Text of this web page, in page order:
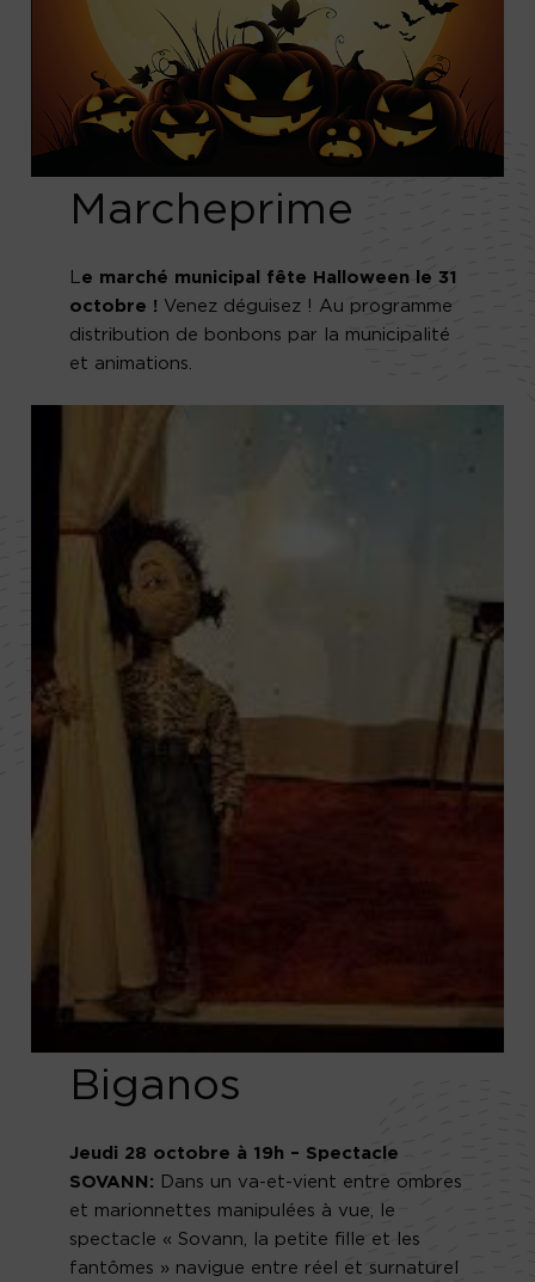
Marcheprime
Le marché municipal fête Halloween le 31
octobre ! Venez déguisez ! Au programme
distribution de bonbons par la municipalité
et animations.
Biganos
Jeudi 28 octobre à 19h – Spectacle
SOVANN: Dans un va-et-vient entre ombres
et marionnettes manipulées à vue, le
spectacle « Sovann, la petite fille et les
fantômes » navigue entre réel et surnaturel